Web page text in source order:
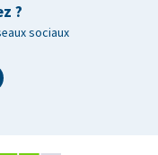
?
sociaux